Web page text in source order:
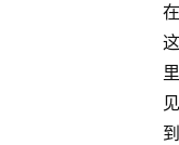
在
这
里
见
到